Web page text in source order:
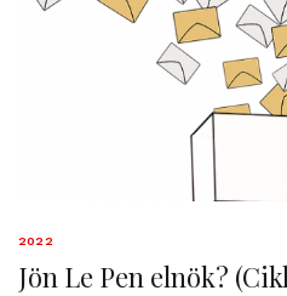
2022
Jön Le Pen elnök?